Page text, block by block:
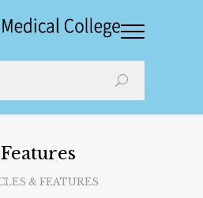
& FEATURES